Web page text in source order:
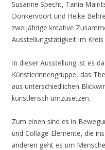
Susanne Specht, Tania
Donkervoort und Heike
zweijährige kreative
Ausstellungstätigkeit im Kreis
In dieser Ausstellung ist es
Künstlerinnengruppe, das
aus unterschiedlichen
künstlerisch umzusetzen.
Zum einen sind es in
und Collage-Elemente, die
anderen geht es um